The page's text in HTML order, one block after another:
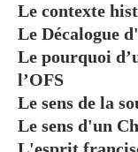
Le contexte
Le Décalogue
Le pourquoi
l’OFS
Le sens de la
Le sens d'un